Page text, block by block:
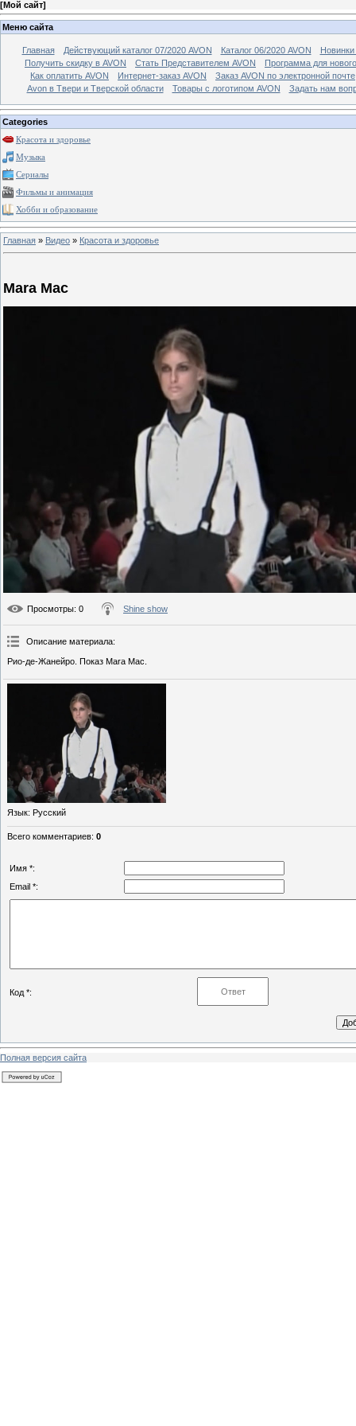
[Мой сайт]
Меню сайта
Главная Действующий каталог 07/2020 AVON Каталог 06/2020 AVON
Новинки
Получить скидку в AVON
Стать Представителем AVON
Программа для
Как оплатить AVON
Интернет-заказ AVON
Заказ AVON по электронной почте
Avon в Твери и Тверской области
Товары с логотипом AVON Задать нам
Categories
Красота и здоровье
Музыка
Сериалы
Фильмы и анимация
Хобби и образование
Главная » Видео » Красота и здоровье
Mara Mac
Просмотры: 0 Shine show
Описание материала:
Рио-де-Жанейро. Показ Mara Mac.
Язык: Русский
Всего комментариев: 0
Имя *:
Email *:
Код *:
Полная версия сайта